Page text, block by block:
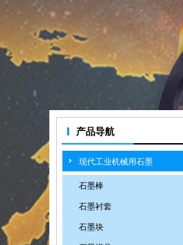
产品导航
现代工业机械用石墨
石墨棒
石墨衬套
石墨块